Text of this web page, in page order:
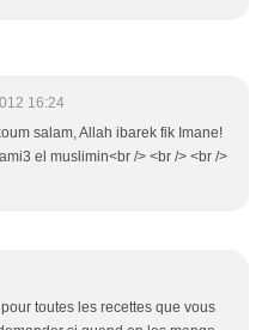
16:24
salam, Allah ibarek fik Imane!
el muslimin<br /> <br /> <br />
toutes les recettes que vous